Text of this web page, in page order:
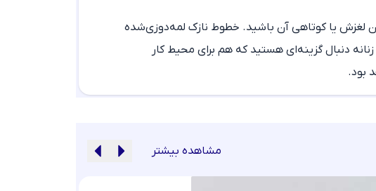
لغزش یا کوتاهی آن باشید. خطوط نازک لمه‌دوزی‌شده
دنبال گزینه‌ای هستید که هم برای محیط کار
بود.
مشاهده بیشتر